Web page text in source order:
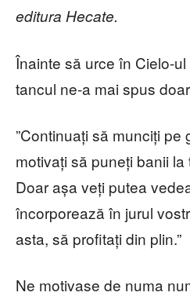
editura Hecate.
Înainte să urce în Cielo-
tancul ne-a mai spus
”Continuați să munciți
motivați să puneți banii
Doar așa veți putea
încorporează în jurul
asta, să profitați din plin.”
Ne motivase de numa